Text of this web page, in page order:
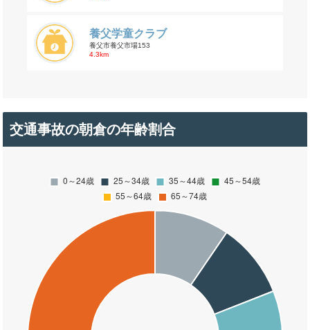
養父学童クラブ
養父市養父市場153
4.3km
交通事故の朝倉の年齢割合